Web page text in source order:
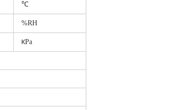
℃
%RH
KPa